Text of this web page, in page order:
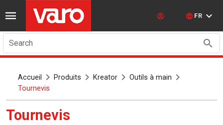
FR
Search
Accueil Produits Kreator
Outils à main
Tournevis
Tournevis